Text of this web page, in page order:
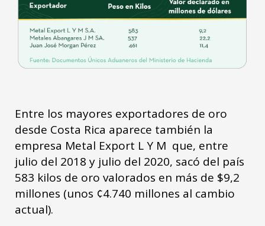
Entre los mayores exportadores de oro
desde Costa Rica aparece también la
empresa Metal Export L Y M que, entre
julio del 2018 y julio del 2020, sacó del país
583 kilos de oro valorados en más de $9,2
millones (unos ¢4.740 millones al cambio
actual).